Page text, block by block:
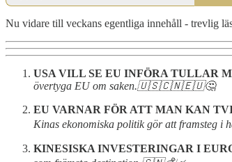
Nu vidare till veckans egentliga innehåll - trevlig
USA VILL SE EU INFÖRA TULLAR
övertyga EU om saken.🇺🇸🇨🇳🇪🇺🤔
EU VARNAR FÖR ATT MAN KAN
Kinas ekonomiska politik gör att
KINESISKA INVESTERINGAR I